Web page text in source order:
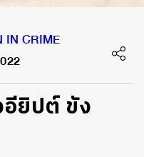
IN CRIME
ยิปต์ ขัง